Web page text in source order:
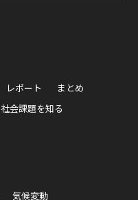
レポート
まとめ
社会課題を知る
気候変動